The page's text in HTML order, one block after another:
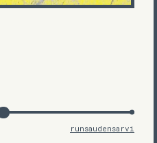
runsaudensarvi